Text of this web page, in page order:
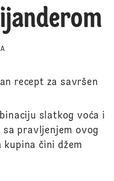
recept za savršen
slatkog voća i
pravljenjem ovog
kupina čini džem